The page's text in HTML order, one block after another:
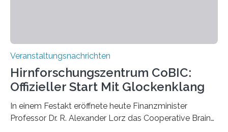
Veranstaltungsnachrichten
Hirnforschungszentrum CoBIC:
Offizieller Start Mit Glockenklang
In einem Festakt eröffnete heute Finanzminister
Professor Dr. R. Alexander Lorz das Cooperative Brain